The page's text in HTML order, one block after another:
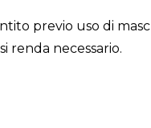
previo uso di
renda necessario.